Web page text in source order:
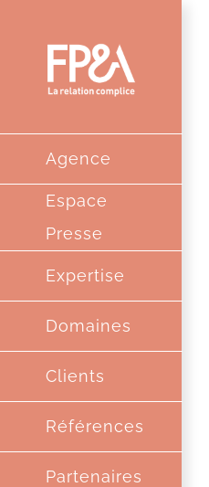
contenu
Agence
Espace
Presse
Expertise
Domaines
Clients
Références
Partenaires